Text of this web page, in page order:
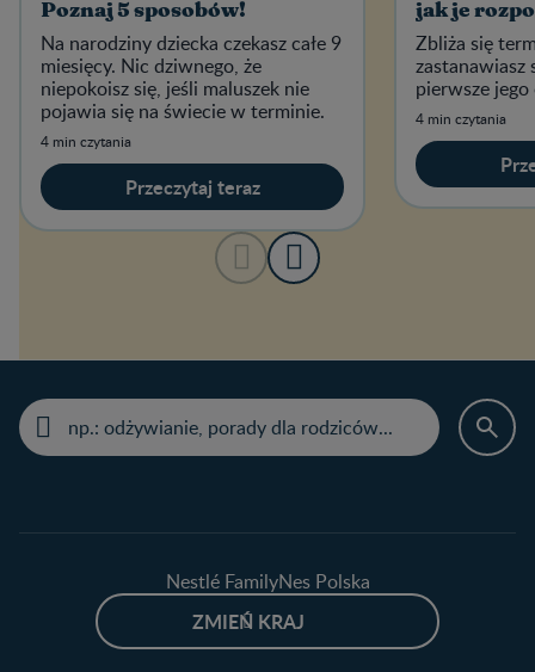
Poznaj 5 sposobów!
Na narodziny dziecka czekasz całe 9
miesięcy. Nic dziwnego, że
niepokoisz się, jeśli maluszek nie
pojawia się na świecie w terminie.
4 min czytania
Przeczytaj teraz
jak je
Zbliża się
zastanawiasz
pierwsze
4 min czytania
Nestlé FamilyNes Polska
ZMIEŃ KRAJ